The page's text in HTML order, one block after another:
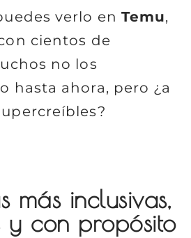
verlo en Temu,
cientos de
no los
hasta ahora, pero ¿a
más inclusivas,
y con propósito